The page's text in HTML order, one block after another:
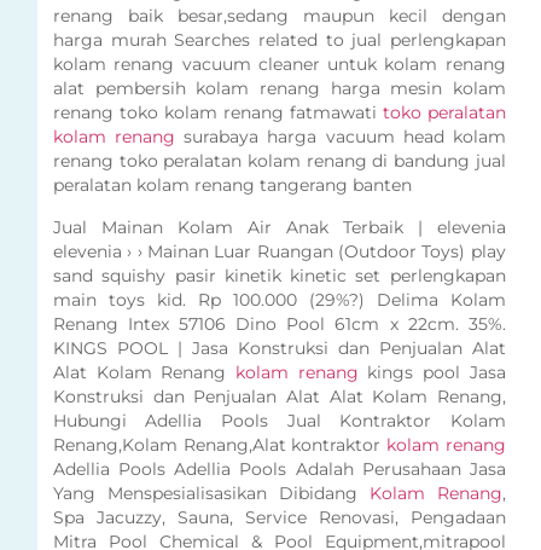
renang baik besar,sedang maupun kecil dengan
harga murah Searches related to jual perlengkapan
kolam renang vacuum cleaner untuk kolam renang
alat pembersih kolam renang harga mesin kolam
renang toko kolam renang fatmawati toko peralatan
kolam renang surabaya harga vacuum head kolam
renang toko peralatan kolam renang di bandung jual
peralatan kolam renang tangerang banten
Jual Mainan Kolam Air Anak Terbaik | elevenia
elevenia › › Mainan Luar Ruangan (Outdoor Toys) play
sand squishy pasir kinetik kinetic set perlengkapan
main toys kid. Rp 100.000 (29%?) Delima Kolam
Renang Intex 57106 Dino Pool 61cm x 22cm. 35%.
KINGS POOL | Jasa Konstruksi dan Penjualan Alat
Alat Kolam Renang kolam renang kings pool Jasa
Konstruksi dan Penjualan Alat Alat Kolam Renang,
Hubungi Adellia Pools Jual Kontraktor Kolam
Renang,Kolam Renang,Alat kontraktor kolam renang
Adellia Pools Adellia Pools Adalah Perusahaan Jasa
Yang Menspesialisasikan Dibidang Kolam Renang,
Spa Jacuzzy, Sauna, Service Renovasi, Pengadaan
Mitra Pool Chemical & Pool Equipment,mitrapool